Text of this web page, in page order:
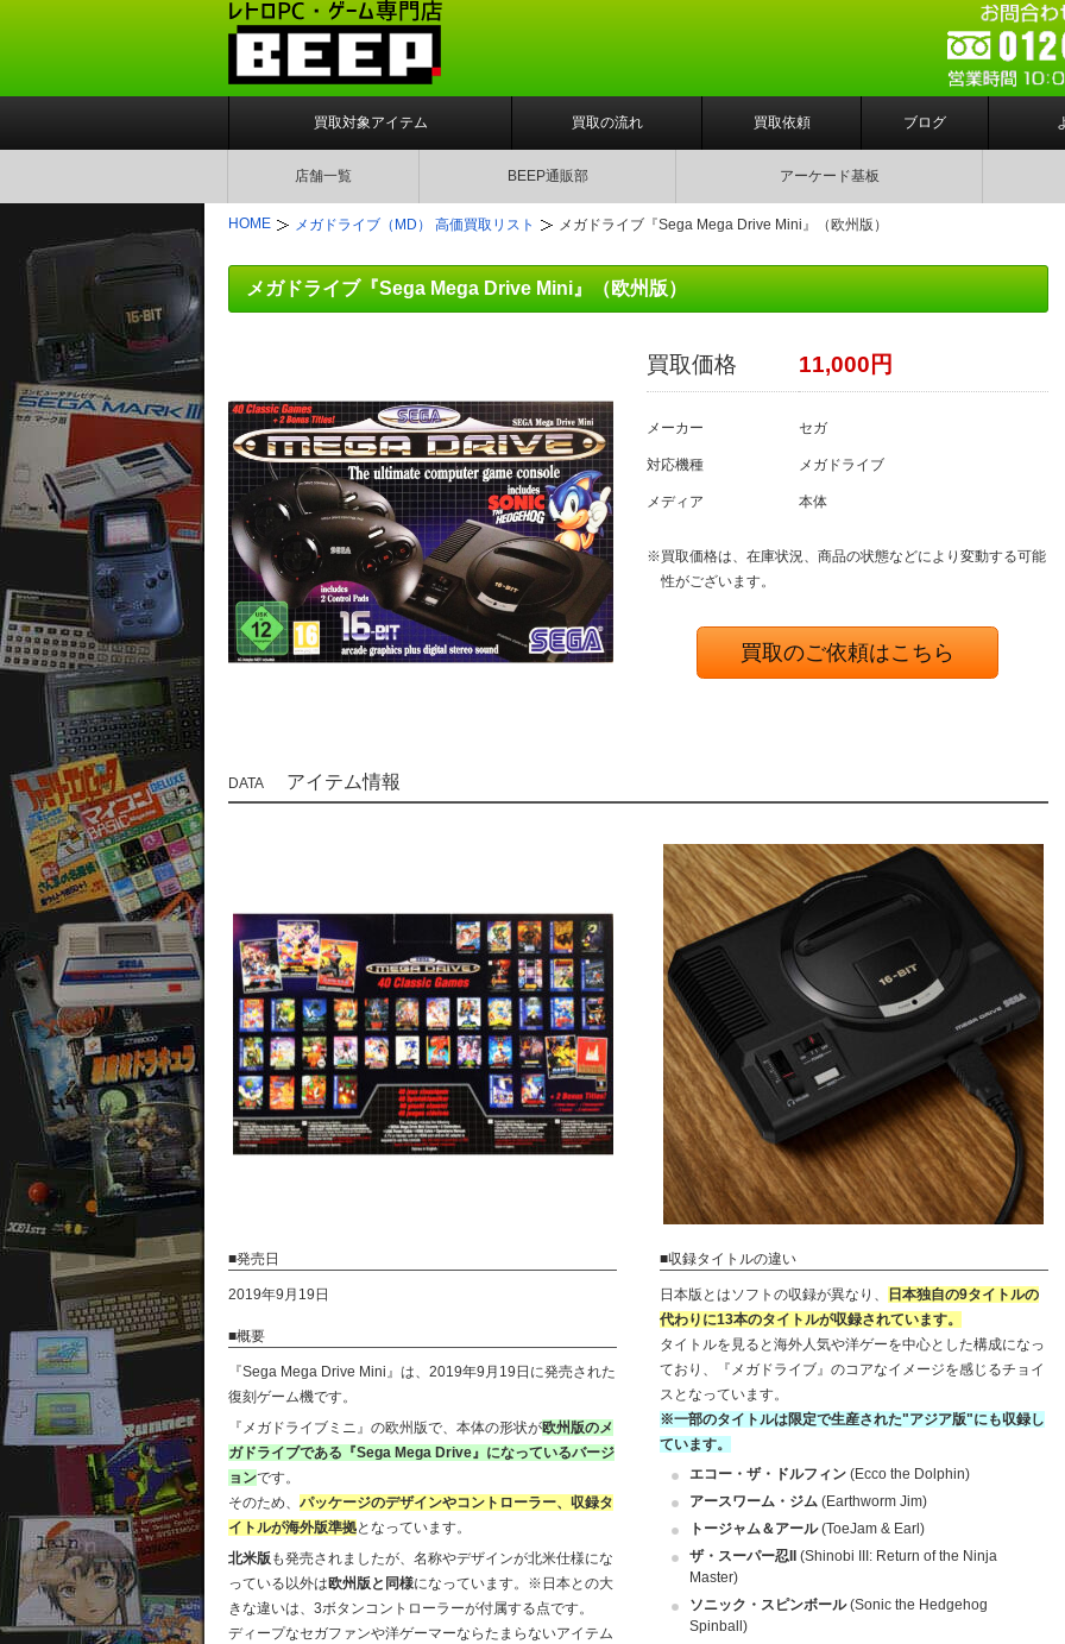
買取対象アイテム 買取の流れ 買取依頼 ブログ
店舗一覧 BEEP通販部 アーケード基板
HOME メガドライブ（MD） 高価買取リスト メガドライブ『Sega Mega Drive Mini』（欧州版）
メガドライブ『Sega Mega Drive Mini』（欧州版）
買取価格 11,000円
メーカー セガ
対応機種 メガドライブ
メディア 本体
※買取価格は、在庫状況、商品の状態などにより変動する可能
性がございます。
買取のご依頼はこちら
アイテム情報
■発売日
2019年9月19日
■概要
『Sega Mega Drive Mini』は、2019年9月19日に発売された
復刻ゲーム機です。
『メガドライブミニ』の欧州版で、本体の形状が欧州版のメ
ガドライブである『Sega Mega Drive』になっているバージ
ョンです。
そのため、 パッケージのデザインやコントローラー、収録タ
イトルが海外版準拠となっています。
北米版も発売されましたが、名称やデザインが北米仕様にな
っている以外は 欧州版と同様になっています。※日本との大
きな違いは、3ボタンコントローラーが付属する点です。
ディープなセガファンや洋ゲーマーならたまらないアイテム
■収録タイトルの違い
日本版とはソフトの収録が異なり、
日本独自の9タイトルの
代わりに13本のタイトルが収録されています。
タイトルを見ると海外人気や洋ゲーを中心とした構成になっ
ており、『メガドライブ』のコアなイメージを感じるチョイ
スとなっています。
※一部のタイトルは限定で生産された"アジア版"にも収録し
ています。
エコー・ザ・ドルフィン(Ecco the Dolphin)
アースワーム・ジム(Earthworm Jim)
トージャム＆アール(ToeJam & Earl)
ザ・スーパー忍II
(Shinobi III: Return of the Ninja
Master)
ソニック・スピンボール(Sonic the Hedgehog
Spinball)